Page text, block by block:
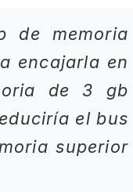
de memoria
encajarla en
de 3 gb
el bus
superior